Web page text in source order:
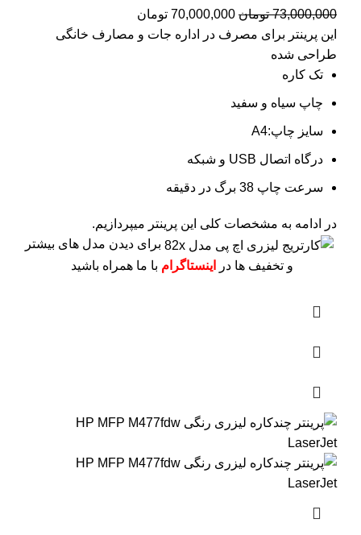
73,000,000 تومان 70,000,000 تومان
این پرینتر برای مصرف در اداره جات و مصارف خانگی
طراحی شده
تک کاره
چاپ سیاه و سفید
سایز چاپ:A4
درگاه اتصال USB و شبکه
سرعت چاپ 38 برگ در دقیقه
در ادامه به مشخصات کلی این پرینتر میپردازیم.
برای دیدن مدل های بیشتر
و تخفیف ها در
اینستاگرام با ما همراه باشید